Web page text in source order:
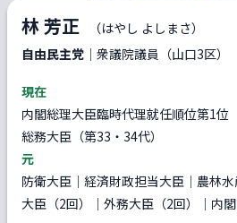
林 芳正
（はやし よしまさ）
自由民主党 ｜衆議院議員（山口3区）
現在
内閣総理大臣臨時代理就任順位第1位
総務大臣（第33・34代）
元
防衛大臣｜経済財政担当大臣｜農林
大臣（2回）｜外務大臣（2回）｜内閣